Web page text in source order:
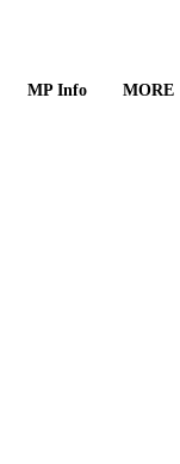
MP Info MORE